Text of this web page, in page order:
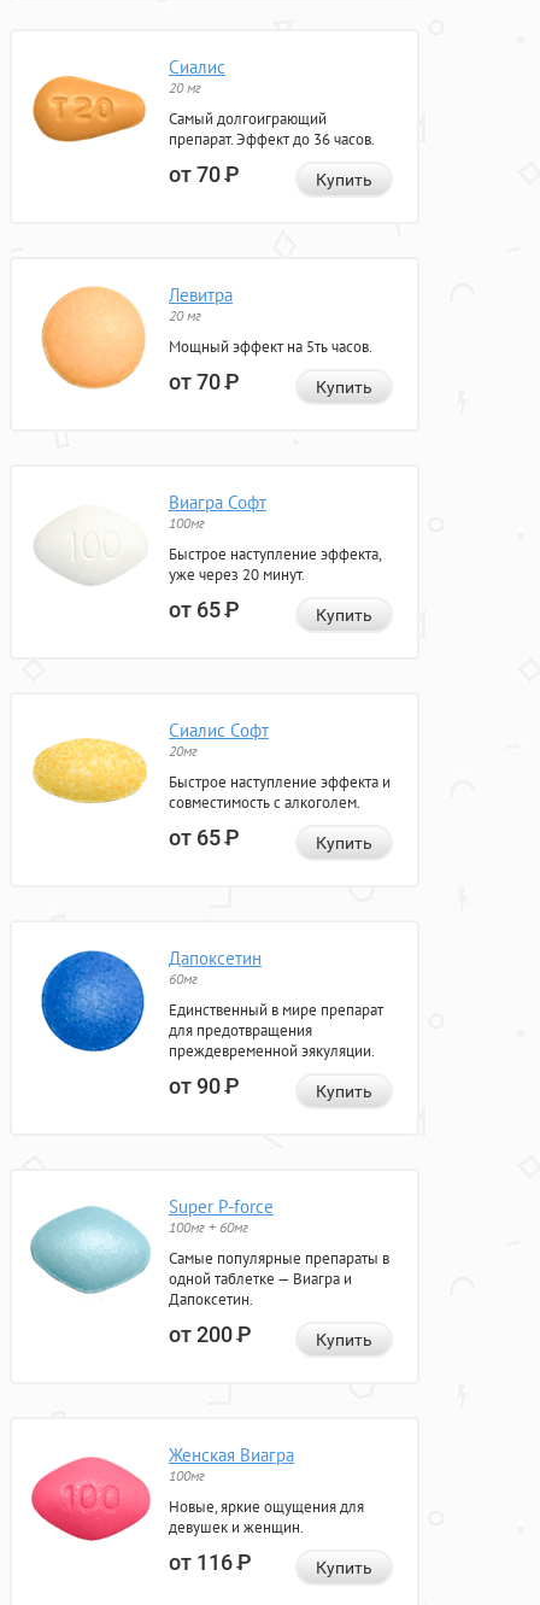
Сиалис
20 мг
Самый долгоиграющий
препарат. Эффект до 36 часов.
от 70Р Купить
Левитра
20 мг
Мощный эффект на 5ть часов.
от 70Р Купить
Виагра Софт
100мг
Быстрое наступление эффекта,
уже через 20 минут.
от 65Р Купить
Сиалис Софт
20мг
Быстрое наступление эффекта и
совместимость с алкоголем.
от 65Р Купить
Дапоксетин
60мг
Единственный в мире препарат
для предотвращения
преждевременной эякуляции.
от 90Р Купить
Super P-force
100мг + 60мг
Самые популярные препараты в
одной таблетке — Виагра и
Дапоксетин.
от 200Р Купить
Женская Виагра
100мг
Новые, яркие ощущения для
девушек и женщин.
от 116Р Купить